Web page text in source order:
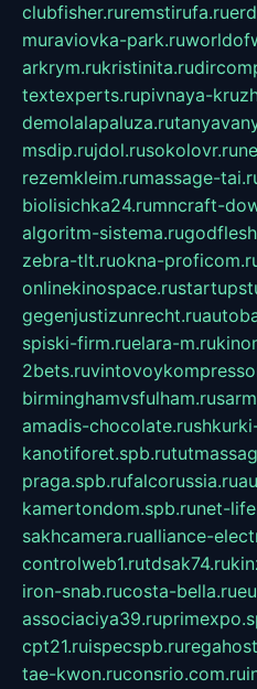
clubfisher.ruremstirufa.ru
muraviovka-park.ru
arkrym.rukristinita.ru
textexperts.rupivnaya-
demolalapaluza.ru
msdip.rujdol.rusokolovr.ru
rezemkleim.rumassage-
biolisichka24.rumncraft-
algoritm-sistema.ru
zebra-tlt.ruokna-
onlinekinospace.ru
gegenjustizunrecht.ru
spiski-firm.ruelara-m.ru
2bets.ru
birminghamvsfulham.ru
amadis-chocolate.ru
kanotiforet.spb.ru
praga.spb.rufalcorussia.ru
kamertondom.spb.runet-
sakhcamera.rualliance-
controlweb1.rutdsak74.ru
iron-snab.rucosta-bella.ru
associaciya39.ru
cpt21.ruispecspb.ru
tae-kwon.ruconsrio.com.ru